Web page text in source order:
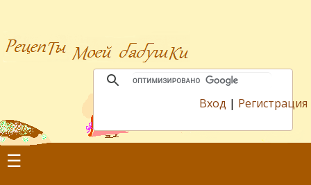
Вход | Регистрация
☰